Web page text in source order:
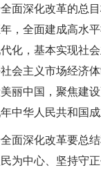
面深化改革的总
，全面建成高水
化，基本实现社
会主义市场经济
丽中国，聚焦建
中华人民共和国
面深化改革要总
为中心、坚持守